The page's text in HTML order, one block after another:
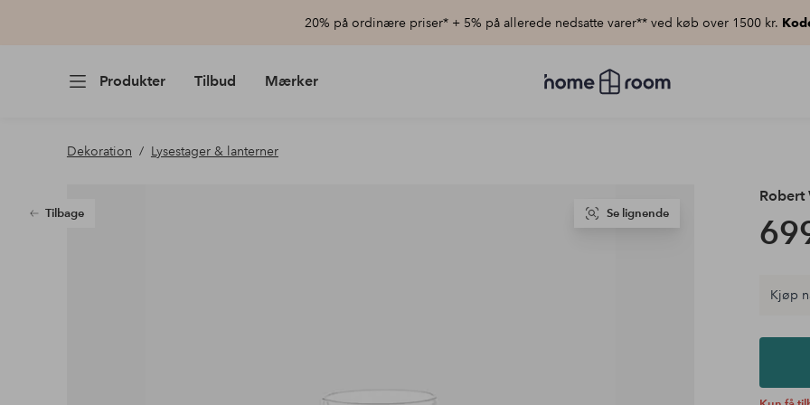
20% på ordinære priser* + 5% på allerede nedsatte varer** ved køb over 1500 kr.
Produkter Tilbud Mærker
Homeroom
–
Dekoration Lysestager & lanterner
Tilbage Se lignende
Robert
Kjøp